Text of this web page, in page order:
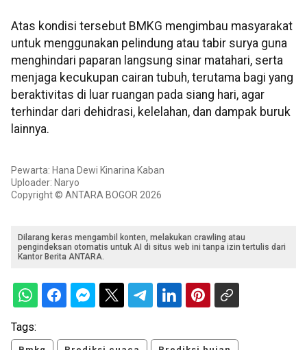
Atas kondisi tersebut BMKG mengimbau masyarakat
untuk menggunakan pelindung atau tabir surya guna
menghindari paparan langsung sinar matahari, serta
menjaga kecukupan cairan tubuh, terutama bagi yang
beraktivitas di luar ruangan pada siang hari, agar
terhindar dari dehidrasi, kelelahan, dan dampak buruk
lainnya.
Pewarta: Hana Dewi Kinarina Kaban
Uploader: Naryo
Copyright © ANTARA BOGOR 2026
Dilarang keras mengambil konten, melakukan crawling atau
pengindeksan otomatis untuk AI di situs web ini tanpa izin tertulis dari
Kantor Berita ANTARA.
Tags: